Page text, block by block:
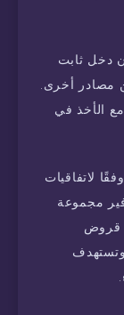
دخل ثابت
مصادر أخرى.
الأخذ في
لاتفاقيات
مجموعة
قروض